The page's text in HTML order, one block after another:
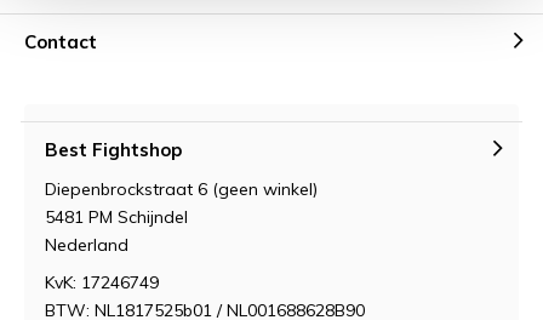
Contact
Best Fightshop
Diepenbrockstraat 6 (geen winkel)
5481 PM Schijndel
Nederland
KvK: 17246749
BTW: NL1817525b01 / NL001688628B90